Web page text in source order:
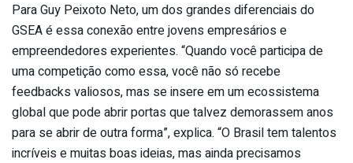
Para Guy Peixoto Neto, um dos grandes diferenciais do
GSEA é essa conexão entre jovens empresários e
empreendedores experientes. “Quando você participa de
uma competição como essa, você não só recebe
feedbacks valiosos, mas se insere em um ecossistema
global que pode abrir portas que talvez demorassem anos
para se abrir de outra forma”, explica. “O Brasil tem talentos
incríveis e muitas boas ideias, mas ainda precisamos